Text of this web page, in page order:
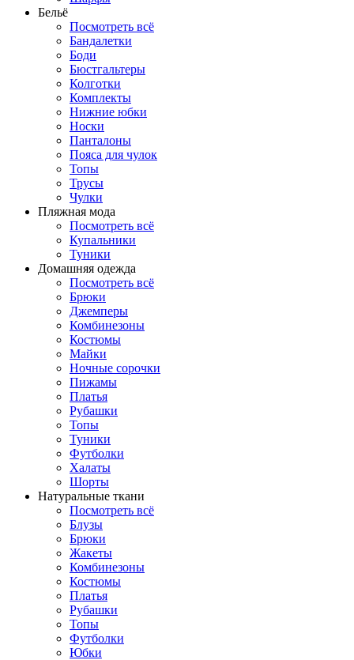
Бельё
Посмотреть всё
Бандалетки
Боди
Бюстгальтеры
Колготки
Комплекты
Нижние юбки
Носки
Панталоны
Поясa для чулок
Топы
Трусы
Чулки
Пляжная мода
Посмотреть всё
Купальники
Туники
Домашняя одежда
Посмотреть всё
Брюки
Джемперы
Комбинезоны
Костюмы
Майки
Ночные сорочки
Пижамы
Платья
Рубашки
Топы
Туники
Футболки
Халаты
Шорты
Натуральные ткани
Посмотреть всё
Блузы
Брюки
Жакеты
Комбинезоны
Костюмы
Платья
Рубашки
Топы
Футболки
Юбки